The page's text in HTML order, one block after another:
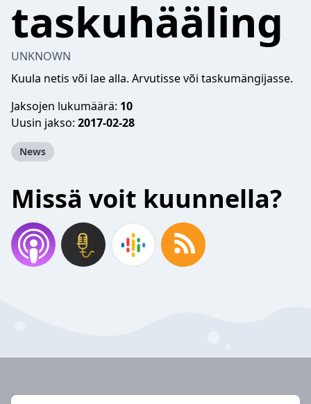
taskuhääling
UNKNOWN
Kuula netis või lae alla. Arvutisse või taskumängijasse.
Jaksojen lukumäärä: 10
Uusin jakso: 2017-02-28
News
Missä voit kuunnella?